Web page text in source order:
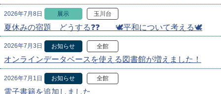
2026年7月8日 展示 玉川台
夏休みの宿題 どうする❓❓ 🕊️平和について考える🕊️
2026年7月3日 お知らせ 全館
オンラインデータベースを使える図書館が増えました！
2026年7月1日 お知らせ 全館
電子書籍を追加しました